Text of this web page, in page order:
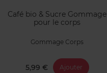
Café bio & Sucre Gommage
pour le corps
Gommage Corps
5,99 € Ajouter